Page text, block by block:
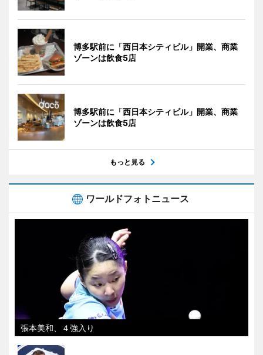
博多駅前に「西日本シティビル」開業、商業
ゾーンは飲食5店
博多駅前に「西日本シティビル」開業、商業
ゾーンは飲食5店
もっと見る
ワールドフォトニュース
張本美和、４強入り